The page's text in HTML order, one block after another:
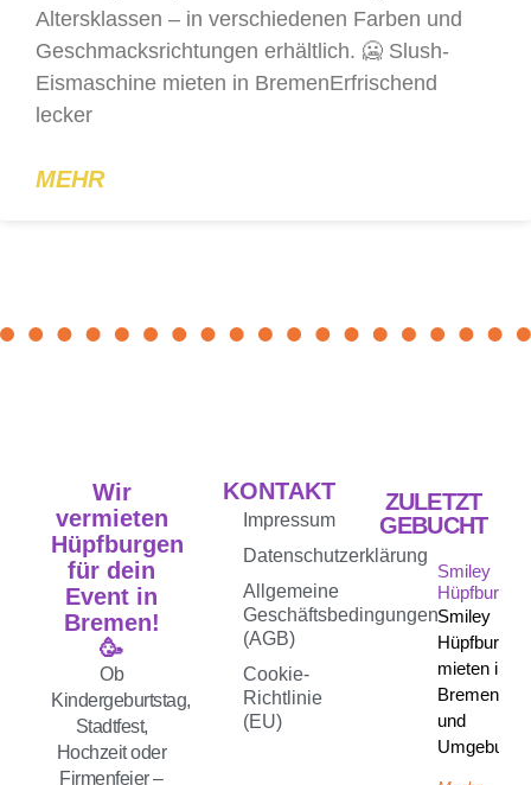
Altersklassen – in verschiedenen Farben und
Geschmacksrichtungen erhältlich. 🥶 Slush-
Eismaschine mieten in BremenErfrischend
lecker
MEHR
Wir
vermieten
Hüpfburgen
für dein
Event in
Bremen!
🥳
Ob
Kindergeburtstag,
Stadtfest,
Hochzeit oder
Firmenfeier –
KONTAKT
Impressum
Datenschutzerklärung
Allgemeine
Geschäftsbedingungen
(AGB)
Cookie-
Richtlinie
(EU)
ZULETZT
GEBUCHT
Smiley
Hüpfburg
Smiley
Hüpfburg
mieten in
Bremen
und
Umgebung